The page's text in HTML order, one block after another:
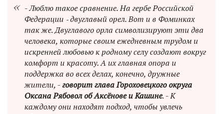
- Люблю такое сравнение. На гербе Российской
Федерации ‑ двуглавый орел. Вот и в Фоминках
так же. Двуглавого орла символизируют эти два
человека, которые своим ежедневным трудом и
искренней любовью к родному селу создают вокруг
комфорт и красоту. А их главная опора и
поддержка во всех делах, конечно, дружные
жители, -говорит глава Гороховецкого округа
Оксана Рябовол об Аксёнове и Кашине. - К
каждому они находят подход, чтобы увлечь